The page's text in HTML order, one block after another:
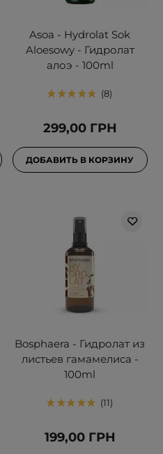
Asoa - Hydrolat Sok
Aloesowy - Гидролат
алоэ - 100ml
8
299,00 ГРН
ДОБАВИТЬ В КОРЗИНУ
Bosphaera - Гидролат из
листьев гамамелиса -
100ml
11
199,00 ГРН